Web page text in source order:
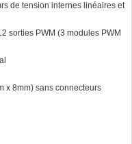
de tension internes linéaires et
sorties PWM (3 modules PWM
x 8mm) sans connecteurs